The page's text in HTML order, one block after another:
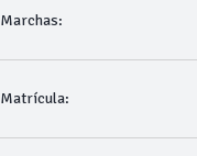
Marchas:
Matrícula: